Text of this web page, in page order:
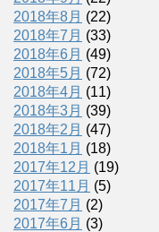
2018年8月 (22)
2018年7月 (33)
2018年6月 (49)
2018年5月 (72)
2018年4月 (11)
2018年3月 (39)
2018年2月 (47)
2018年1月 (18)
2017年12月 (19)
2017年11月 (5)
2017年7月 (2)
2017年6月 (3)